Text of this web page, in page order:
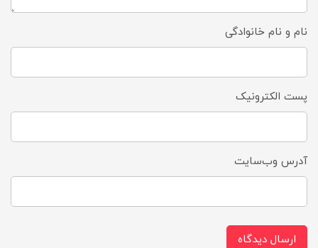
نام و نام خانوادگی
پست الکترونیک
آدرس وب‌سایت
ارسال دیدگاه